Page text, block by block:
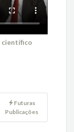
científico
Futuras
Publicações